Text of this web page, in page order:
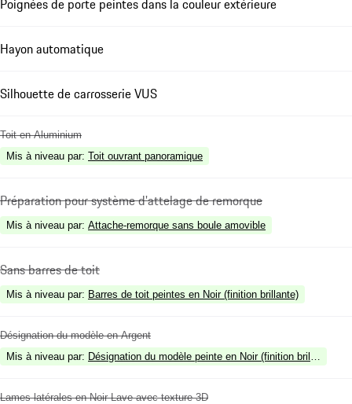
Poignées de porte peintes dans la couleur extérieure
Hayon automatique
Silhouette de carrosserie VUS
Toit en Aluminium
Mis à niveau par: Toit ouvrant panoramique
Préparation pour système d'attelage de remorque
Mis à niveau par: Attache-remorque sans boule amovible
Sans barres de toit
Mis à niveau par: Barres de toit peintes en Noir (finition brillante)
Désignation du modèle en Argent
Mis à niveau par: Désignation du modèle peinte en Noir (finition brillante)
Lames latérales en Noir Lave avec texture 3D